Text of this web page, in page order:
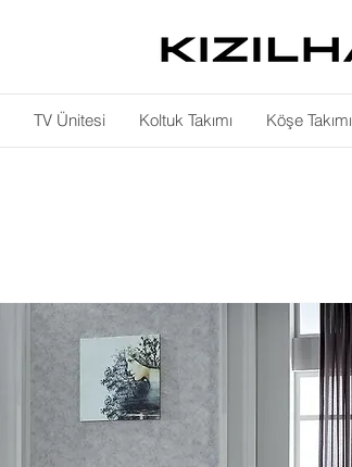
TV Ünitesi Koltuk Takımı Köşe Takımı